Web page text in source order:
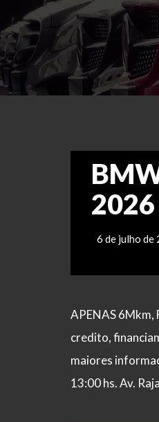
2026
6 de julho de
APENAS 6Mkm,
credito,
maiores
13:00 hs. Av.